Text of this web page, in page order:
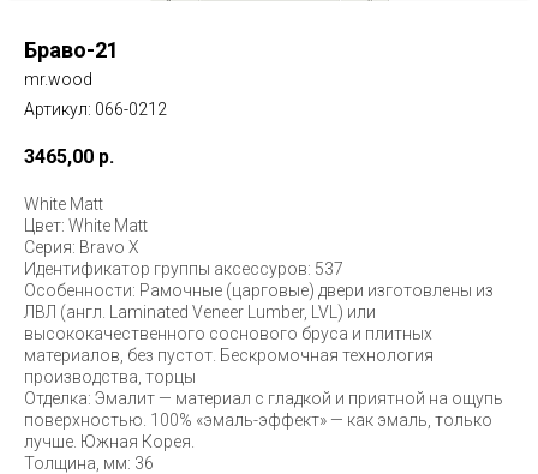
Браво-21
mr.wood
Артикул: 066-0212
3465,00 р.
White Matt
Цвет: White Matt
Серия: Bravo X
Идентификатор группы аксессуров: 537
Особенности: Рамочные (царговые) двери изготовлены из
ЛВЛ (англ. Laminated Veneer Lumber, LVL) или
высококачественного соснового бруса и плитных
материалов, без пустот. Бескромочная технология
производства, торцы
Отделка: Эмалит — материал с гладкой и приятной на ощупь
поверхностью. 100% «эмаль-эффект» — как эмаль, только
лучше. Южная Корея.
Толщина, мм: 36